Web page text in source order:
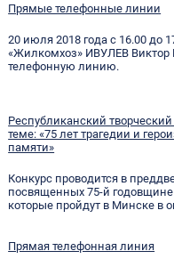
Прямые телефонные линии
20 июля 2018 года с 16.00 до
«Жилкомхоз» ИВУЛЕВ
телефонную линию.
Республиканский
теме: «75 лет трагедии и
памяти»
Конкурс проводится в
посвященных 75-й годовщине
которые пройдут в Минске в
Прямая телефонная линия